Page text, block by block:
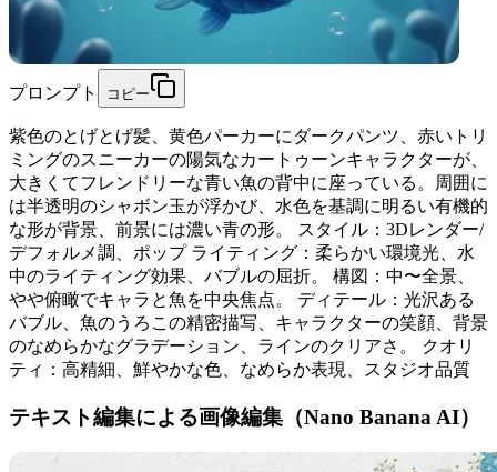
プロンプト コピー
紫色のとげとげ髪、黄色パーカーにダークパンツ、赤いトリ
ミングのスニーカーの陽気なカートゥーンキャラクターが、
大きくてフレンドリーな青い魚の背中に座っている。周囲に
は半透明のシャボン玉が浮かび、水色を基調に明るい有機的
な形が背景、前景には濃い青の形。 スタイル：3Dレンダー/
デフォルメ調、ポップ ライティング：柔らかい環境光、水
中のライティング効果、バブルの屈折。 構図：中〜全景、
やや俯瞰でキャラと魚を中央焦点。 ディテール：光沢ある
バブル、魚のうろこの精密描写、キャラクターの笑顔、背景
のなめらかなグラデーション、ラインのクリアさ。 クオリ
ティ：高精細、鮮やかな色、なめらか表現、スタジオ品質
テキスト編集による画像編集（Nano Banana AI）